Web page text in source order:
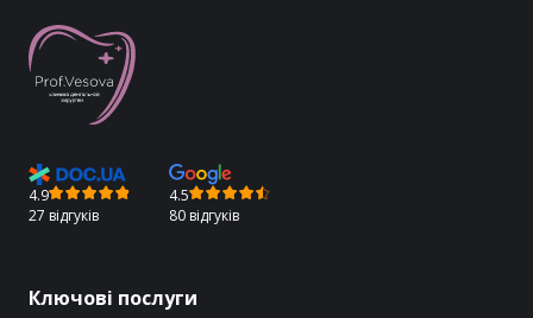
4.9
27 відгуків
4.5
80 відгуків
Ключові послуги